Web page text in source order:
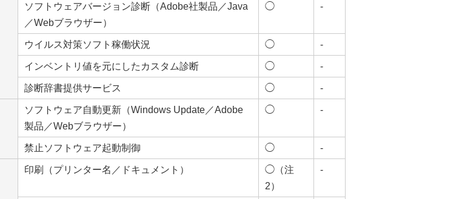
ソフトウェアバージョン診断（Adobe社製品／Java
／Webブラウザー）
◯ -
ウイルス対策ソフト稼働状況 ◯ -
インベントリ値を元にしたカスタム診断 ◯ -
診断辞書提供サービス ◯ -
ソフトウェア自動更新（Windows Update／Adobe
製品／Webブラウザー）
◯ -
禁止ソフトウェア起動制御 ◯ -
印刷（プリンター名／ドキュメント）
◯（注
2）
-